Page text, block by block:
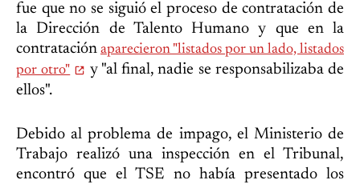
fue que no se siguió el proceso de contratación de
la Dirección de Talento Humano y que en la
contratación aparecieron "listados por un lado, listados
por otro"
y "al final, nadie se responsabilizaba de
ellos".
Debido al problema de impago, el Ministerio de
Trabajo realizó una inspección en el Tribunal,
encontró que el TSE no había presentado los